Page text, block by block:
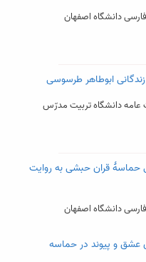
دانشگاه اصفهان
ابوطاهر طرسوسی
عامه دانشگاه تربیت مدرّس
حماسۀ قران حبشی به روایت
دانشگاه اصفهان
عشق و پیوند در حماسه